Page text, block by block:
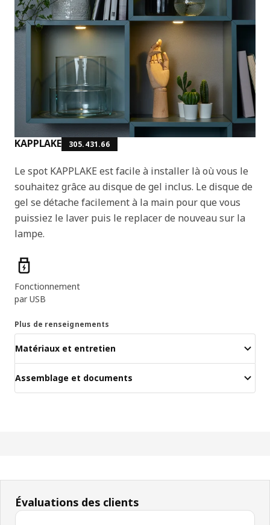
KAPPLAKE 305.431.66
Le spot KAPPLAKE est facile à installer là où vous le
souhaitez grâce au disque de gel inclus. Le disque de
gel se détache facilement à la main pour que vous
puissiez le laver puis le replacer de nouveau sur la
lampe.
Caractéristiques principales
Fonctionnement
par USB
Plus de renseignements
Matériaux et entretien
Assemblage et documents
Évaluations des clients